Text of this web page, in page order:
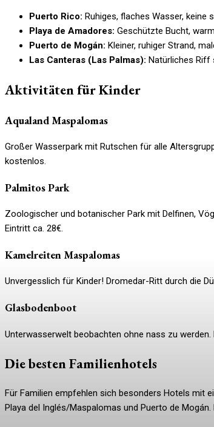
Puerto Rico: Ruhiges, flaches Wasser,
Playa de Amadores: Geschützte Bucht,
Puerto de Mogán: Kleiner, ruhiger Strand,
Las Canteras (Las Palmas): Natürliches Riff
Aktivitäten für Kinder
Aqualand Maspalomas
Großer Wasserpark mit Rutschen für alle
kostenlos.
Palmitos Park
Zoologischer und botanischer Park mit Delfinen,
Eintritt ca. 28€.
Kamelreiten Maspalomas
Unvergesslich für Kinder! Dromedar-Ritt durch die
Glasbodenboot
Unterwasserwelt beobachten ohne nass zu
Die besten Familienhotels
Für Familien empfehlen sich besonders Hotels mit
Playa del Inglés/Maspalomas und Puerto de